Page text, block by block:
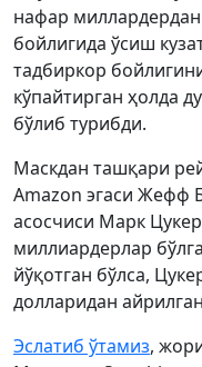
нафар
бойлигида ўсиш
тадбиркор
кўпайтирган ҳолда
бўлиб турибди.
Маскдан ташқари
Amazon эгаси Жефф
асосчиси Марк
миллиардерлар
йўқотган бўлса,
долларидан
Эслатиб ўтамиз,